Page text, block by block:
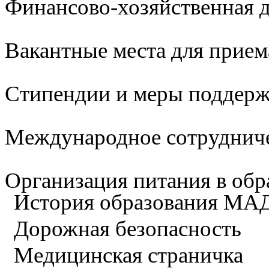
Финансово-хозяйственная
Вакантные места для
Стипендии и меры
Международное
Организация питания в
История образования
Дорожная безопасность
Медицинская страничка